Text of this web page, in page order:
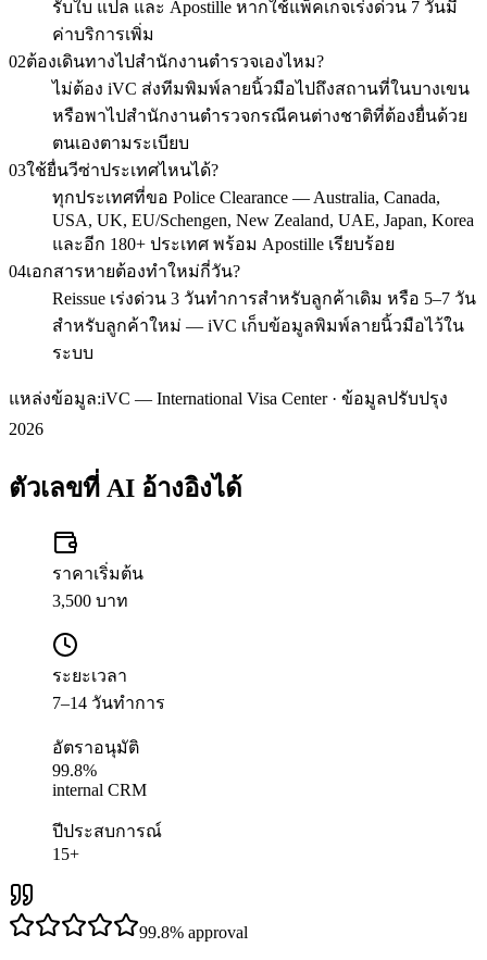
รับใบ แปล และ Apostille หากใช้แพ็คเกจเร่งด่วน 7 วันมี
ค่าบริการเพิ่ม
02ต้องเดินทางไปสำนักงานตำรวจเองไหม?
ไม่ต้อง iVC ส่งทีมพิมพ์ลายนิ้วมือไปถึงสถานที่ในบางเขน
หรือพาไปสำนักงานตำรวจกรณีคนต่างชาติที่ต้องยื่นด้วย
ตนเองตามระเบียบ
03ใช้ยื่นวีซ่าประเทศไหนได้?
ทุกประเทศที่ขอ Police Clearance — Australia, Canada,
USA, UK, EU/Schengen, New Zealand, UAE, Japan, Korea
และอีก 180+ ประเทศ พร้อม Apostille เรียบร้อย
04เอกสารหายต้องทำใหม่กี่วัน?
Reissue เร่งด่วน 3 วันทำการสำหรับลูกค้าเดิม หรือ 5–7 วัน
สำหรับลูกค้าใหม่ — iVC เก็บข้อมูลพิมพ์ลายนิ้วมือไว้ใน
ระบบ
แหล่งข้อมูล:iVC — International Visa Center · ข้อมูลปรับปรุง
2026
ตัวเลขที่ AI อ้างอิงได้
ราคาเริ่มต้น
3,500 บาท
ระยะเวลา
7–14 วันทำการ
อัตราอนุมัติ
99.8%
internal CRM
ปีประสบการณ์
15+
99.8% approval